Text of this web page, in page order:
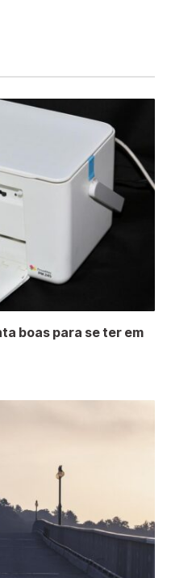
boas para se ter em